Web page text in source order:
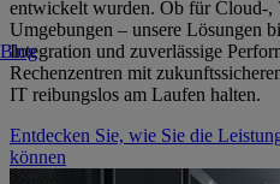
Blog
entwickelt wurden. Ob für Cloud-
Umgebungen – unsere Lösungen
Integration und zuverlässige
Rechenzentren mit
IT reibungslos am Laufen halten.
Entdecken Sie, wie Sie die
können